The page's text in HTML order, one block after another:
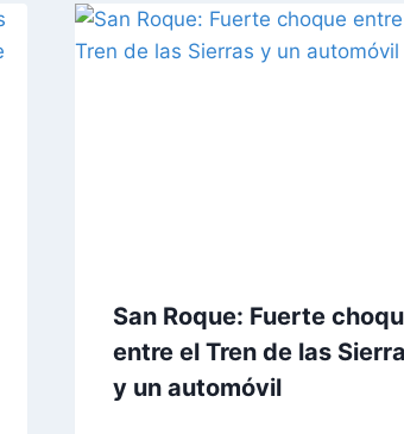
San Roque: Fuerte
entre el Tren de las
y un automóvil